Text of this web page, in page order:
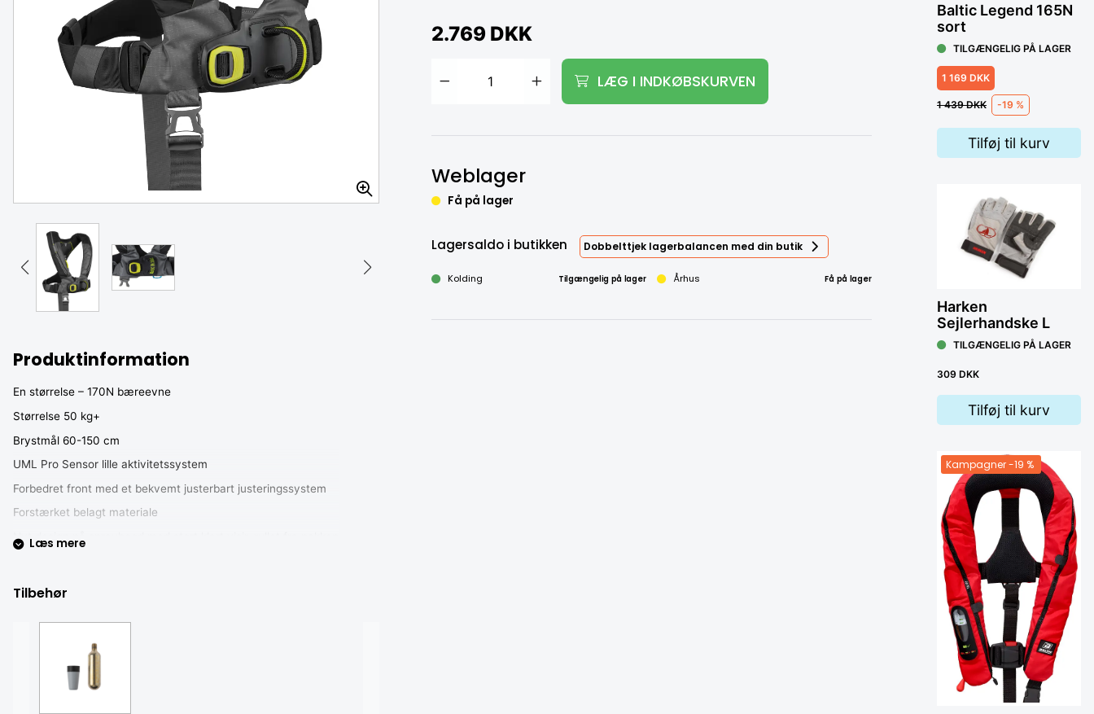
Tilføj til kurv
2.769 DKK
LÆG I INDKØBSKURVEN
Weblager
Få på lager
Lagersaldo i butikken Dobbelttjek lagerbalancen med din butik
Kolding Tilgængelig på lager Århus Få på lager
Produktinformation
En størrelse – 170N bæreevne
Størrelse 50 kg+
Brystmål 60-150 cm
UML Pro Sensor lille aktivitetssystem
Forbedret front med et bekvemt justerbart justeringssystem
Forstærket belagt materiale
Nyt design på sprayhood med stort klart visir, rullet fra nakken
Lume on-belysning monteret
Optimalt Harness Release System (HRS)
Læs mere
Tilbehør
Baltic Legend 165N
sort
TILGÆNGELIG PÅ LAGER
1 169 DKK
1 439 DKK -19 %
Tilføj til kurv
Harken
Sejlerhandske L
TILGÆNGELIG PÅ LAGER
309 DKK
Tilføj til kurv
Kampagner-19 %